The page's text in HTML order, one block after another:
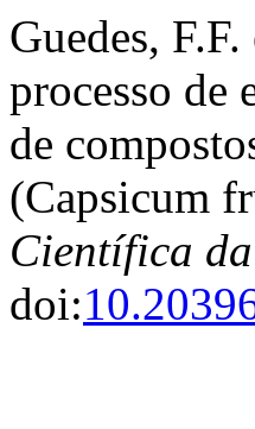
Guedes,
processo de
de
(Capsicum
Científica
doi: